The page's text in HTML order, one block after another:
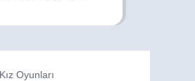
Kız Oyunları